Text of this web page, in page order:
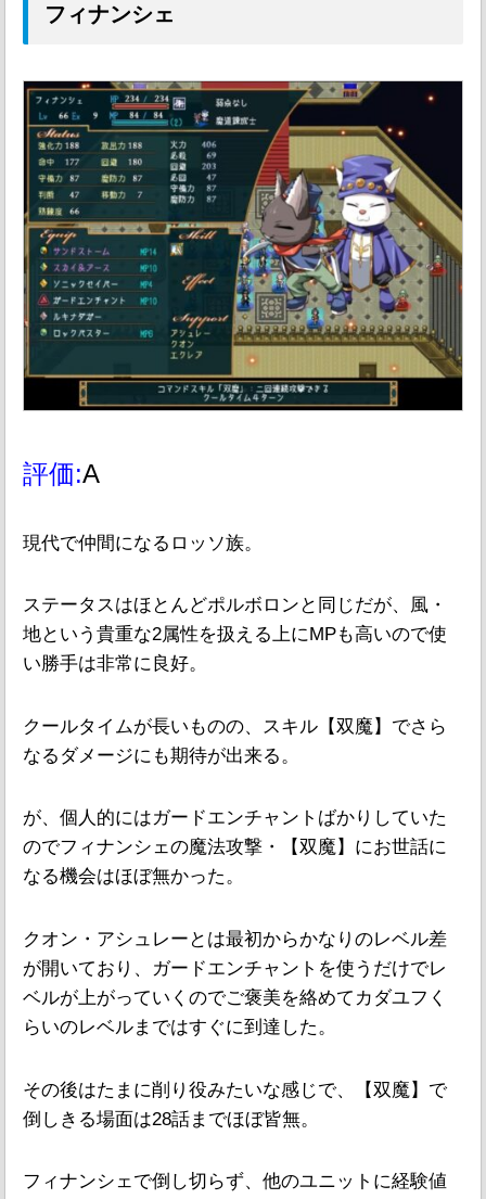
フィナンシェ
評価:A
現代で仲間になるロッソ族。
ステータスはほとんどポルボロンと同じだが、風・
地という貴重な2属性を扱える上にMPも高いので使
い勝手は非常に良好。
クールタイムが長いものの、スキル【双魔】でさら
なるダメージにも期待が出来る。
が、個人的にはガードエンチャントばかりしていた
のでフィナンシェの魔法攻撃・【双魔】にお世話に
なる機会はほぼ無かった。
クオン・アシュレーとは最初からかなりのレベル差
が開いており、ガードエンチャントを使うだけでレ
ベルが上がっていくのでご褒美を絡めてカダユフく
らいのレベルまではすぐに到達した。
その後はたまに削り役みたいな感じで、【双魔】で
倒しきる場面は28話までほぼ皆無。
フィナンシェで倒し切らず、他のユニットに経験値